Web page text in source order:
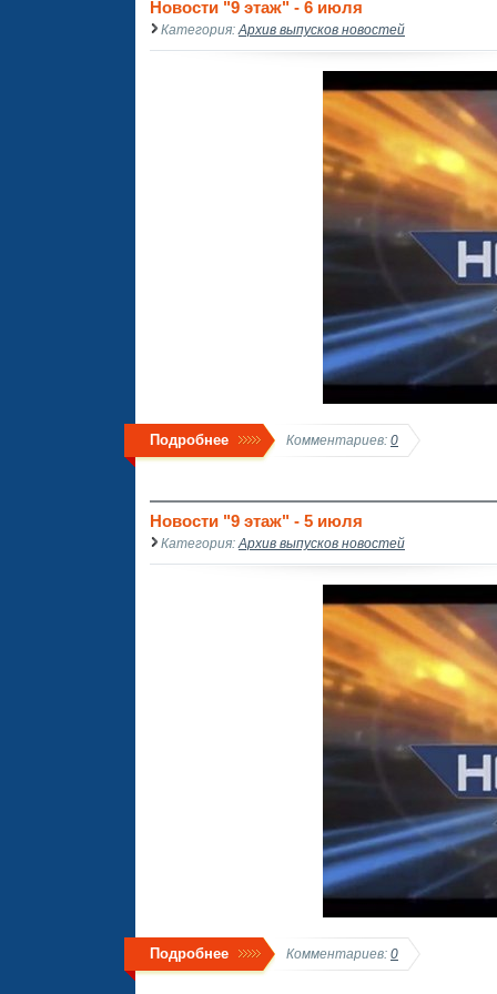
Новости "9 этаж" - 6 июля
Категория: Архив выпусков новостей
Подробнее Комментариев: 0
Новости "9 этаж" - 5 июля
Категория: Архив выпусков новостей
Подробнее Комментариев: 0